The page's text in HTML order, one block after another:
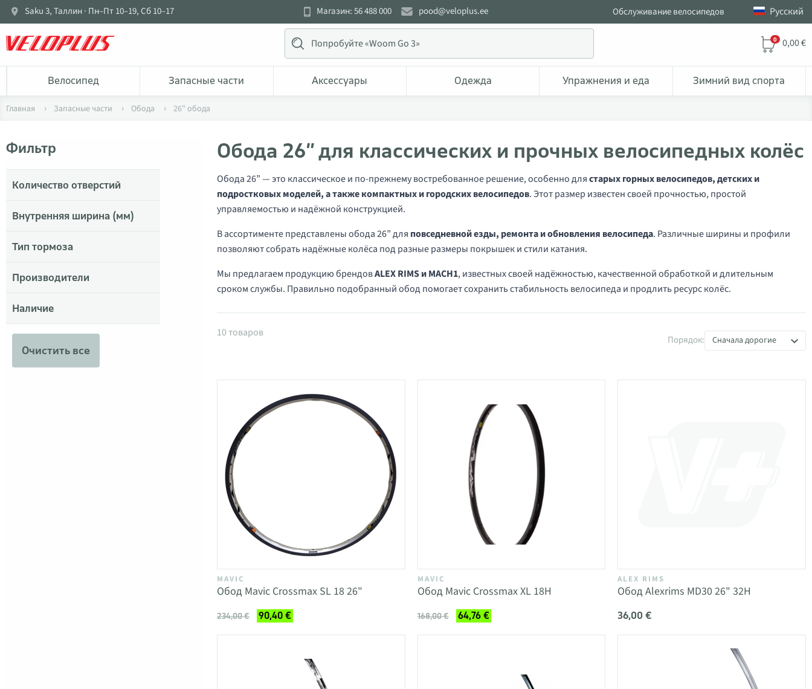
Saku 3, Таллин · Пн–Пт 10–19, Сб 10–17 Магазин: 56 488 000 pood@veloplus.ee Обслуживание велосипедов Pусский
0 0,00 €
Bелосипед Запасные части Аксессуары Одежда Упражнения и еда Зимний вид спорта
Главная Запасные части Обода 26" oбода
Обода 26” для классических и прочных велосипедных колёс
Обода 26” — это классическое и по-прежнему востребованное решение, особенно длястарых горных велосипедов, детских и
подростковых моделей, а также компактных и городских велосипедов. Этот размер известен своей прочностью, простой
управляемостью и надёжной конструкцией.
В ассортименте представлены обода 26” для повседневной езды, ремонта и обновления велосипеда. Различные ширины и профили
позволяют собрать надёжные колёса под разные размеры покрышек и стили катания.
Мы предлагаем продукцию брендовALEX RIMS и MACH1, известных своей надёжностью, качественной обработкой и длительным
сроком службы. Правильно подобранный обод помогает сохранить стабильность велосипеда и продлить ресурс колёс.
Фильтр
Количество отверстий
Внутренняя ширина (мм)
Тип тормоза
Производители
Наличие
Очистить все
Товары в категории 26" oбода
10 товаров
Порядок: Сначала дорогие
MAVIC
Обод Mavic Crossmax SL 18 26"
234,00 € 90,40 €
MAVIC
Обод Mavic Crossmax XL 18H
168,00 € 64,76 €
ALEX RIMS
Обод Alexrims MD30 26" 32H
36,00 €